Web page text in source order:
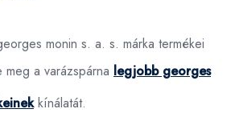
monin s. a. s. márka termékei
a varázspárna legjobb georges
kínálatát.